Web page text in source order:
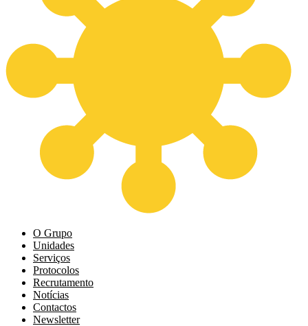
O Grupo
Unidades
Serviços
Protocolos
Recrutamento
Notícias
Contactos
Newsletter